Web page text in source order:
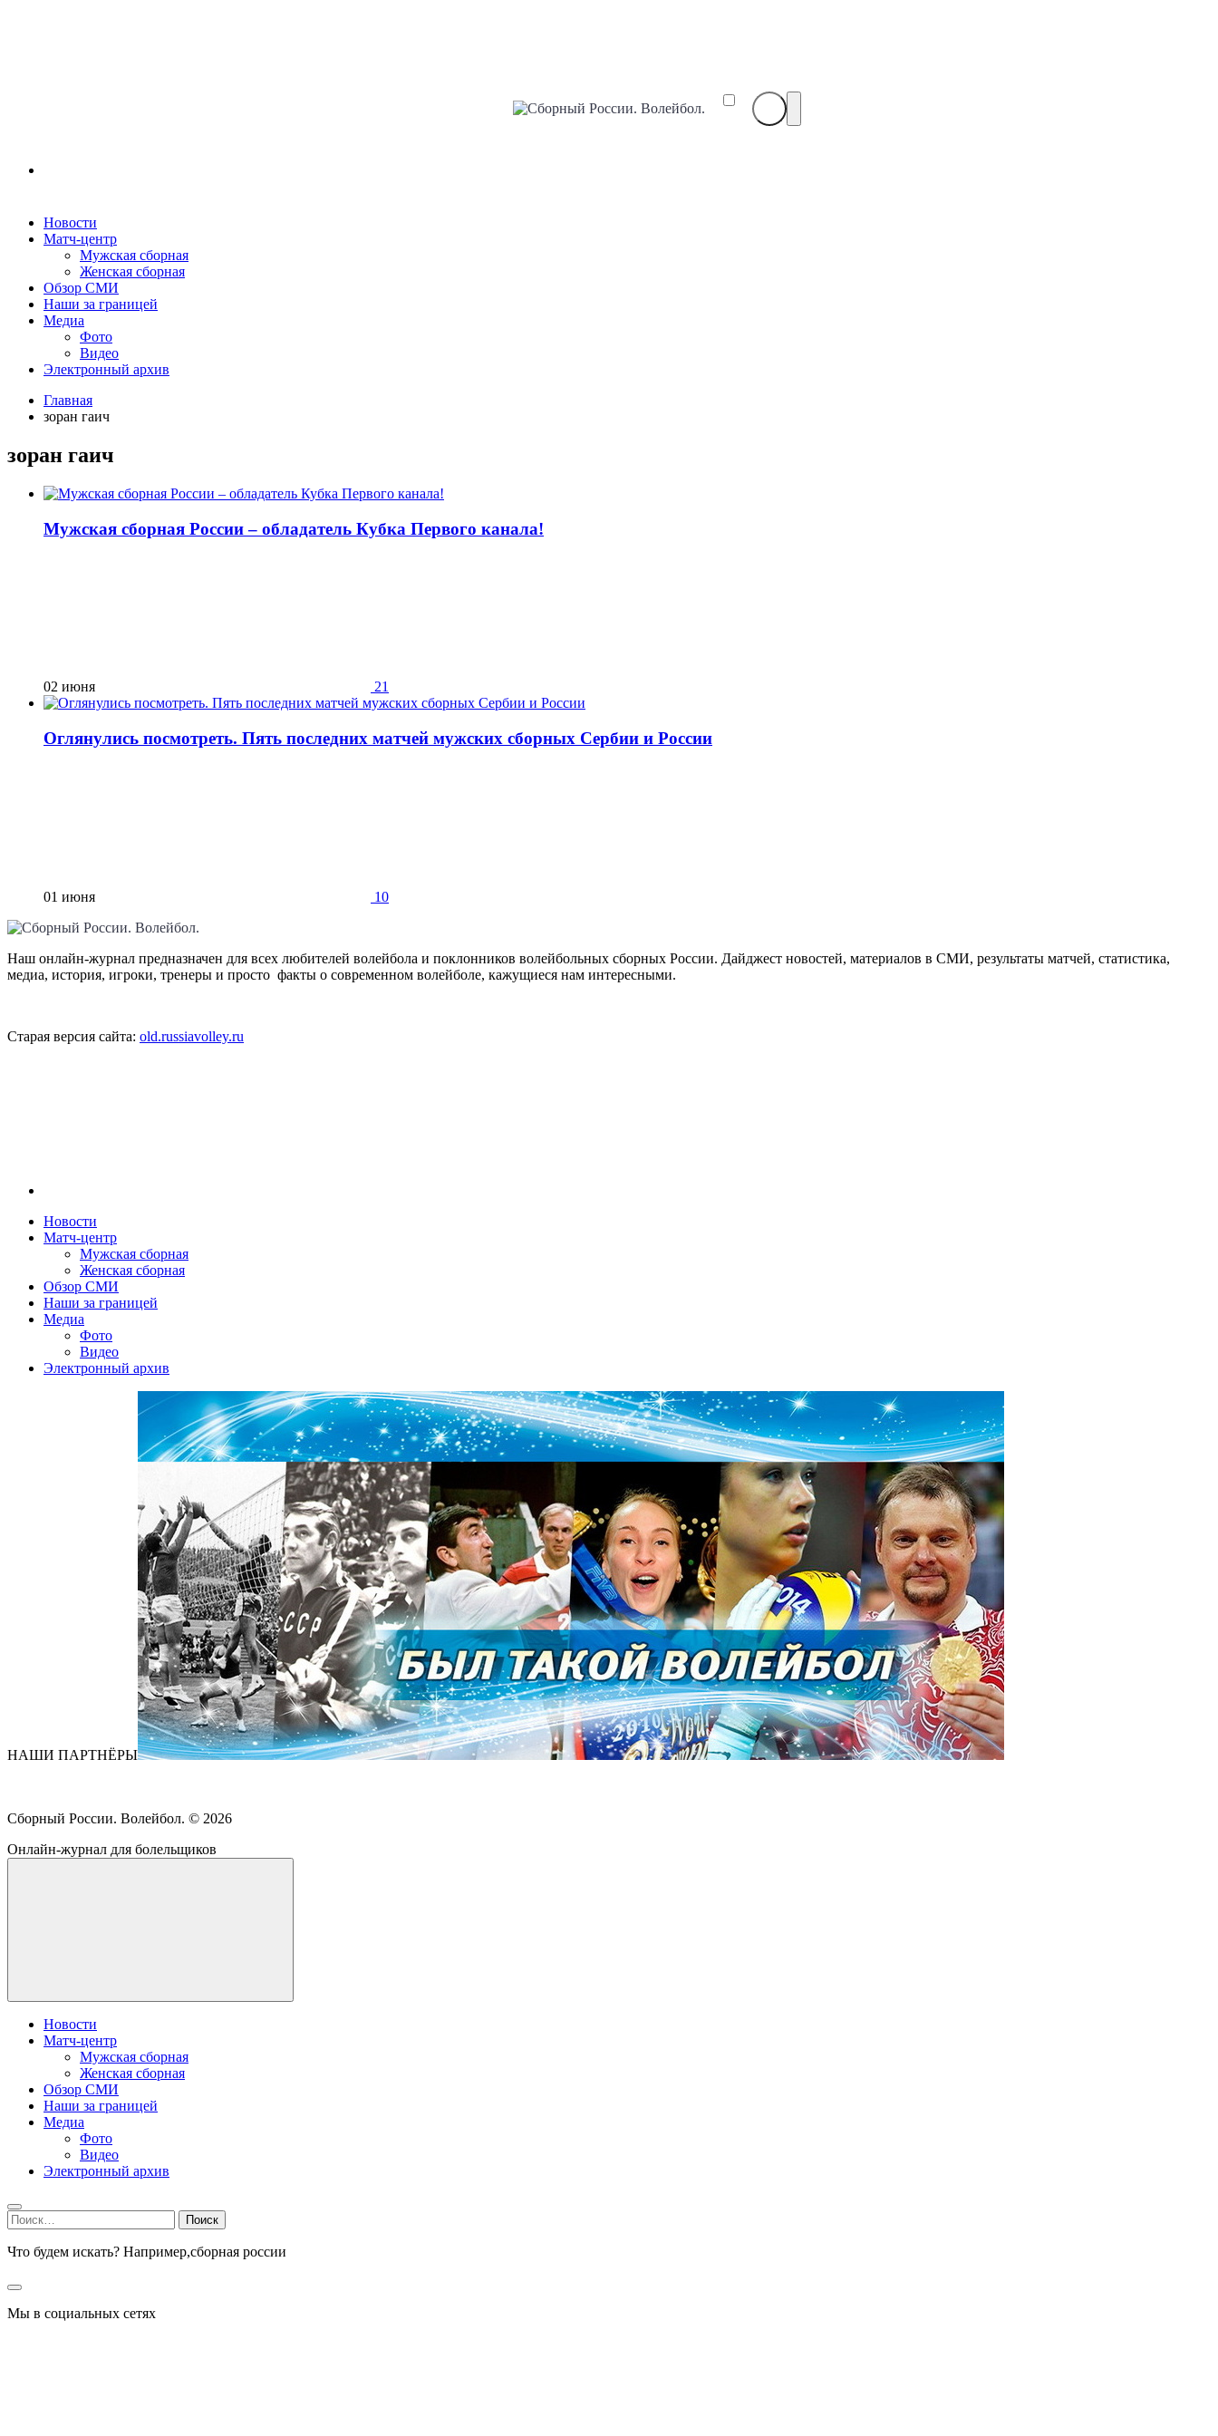
Сборный
Новости
Матч-центр
Мужская сборная
Женская сборная
Обзор СМИ
Наши за границей
Медиа
Фото
Видео
Электронный архив
Главная
зоран гаич
зоран гаич
Мужская сборная России – обладатель Кубка Первого канала!
02 июня 21
Оглянулись посмотреть. Пять последних матчей мужских сборных Сербии и России
01 июня 10
Наш онлайн-журнал предназначен для всех любителей волейбола и поклонников волейбольных сборных России. Дайджест новостей, материалов в СМИ, результаты матчей, статистика,
медиа, история, игроки, тренеры и просто факты о современном волейболе, кажущиеся нам интересными.
Старая версия сайта: old.russiavolley.ru
Новости
Матч-центр
Мужская сборная
Женская сборная
Обзор СМИ
Наши за границей
Медиа
Фото
Видео
Электронный архив
НАШИ ПАРТНЁРЫ
Сборный России. Волейбол. © 2026
Онлайн-журнал для болельщиков
Новости
Матч-центр
Мужская сборная
Женская сборная
Обзор СМИ
Наши за границей
Медиа
Фото
Видео
Электронный архив
Найти:
Что будем искать? Например,сборная россии
Мы в социальных сетях